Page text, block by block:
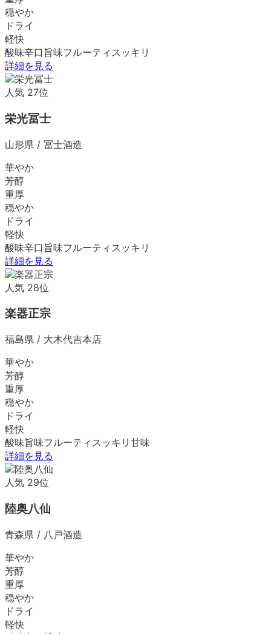
穏やか
ドライ
軽快
酸味辛口 旨味フルーティ スッキリ
詳細を見る
人気 27位
栄光冨士
山形県 / 冨士酒造
華やか
芳醇
重厚
穏やか
ドライ
軽快
酸味辛口 旨味フルーティ スッキリ
詳細を見る
人気 28位
楽器正宗
福島県 / 大木代吉本店
華やか
芳醇
重厚
穏やか
ドライ
軽快
酸味旨味フルーティ スッキリ 甘味
詳細を見る
人気 29位
陸奥八仙
青森県 / 八戸酒造
華やか
芳醇
重厚
穏やか
ドライ
軽快